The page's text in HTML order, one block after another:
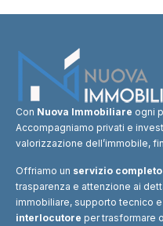
Con Nuova Immobiliare ogni
Accompagniamo privati e
valorizzazione dell’immobile,
Offriamo un servizio
trasparenza e attenzione ai
immobiliare, supporto tecnico
interlocutore per trasformare